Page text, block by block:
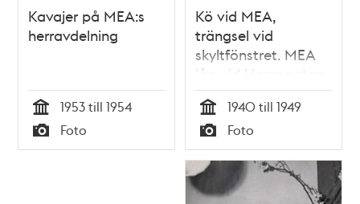
Kavajer på MEA:s
herravdelning
Tid
1953 till 1954
Typ
Foto
Kö vid MEA,
trängsel vid
skyltfönstret. MEA
låg vid Hamngatan
3 mellan 1883 och
1985
Tid
1940 till 1949
Typ
Foto